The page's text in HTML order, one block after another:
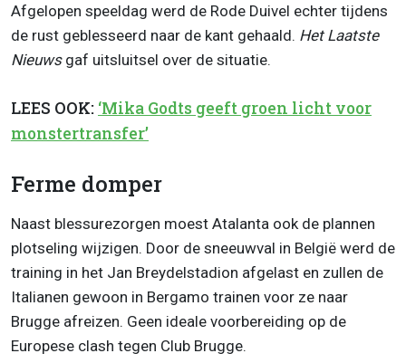
Afgelopen speeldag werd de Rode Duivel echter tijdens
de rust geblesseerd naar de kant gehaald. Het Laatste
Nieuwsgaf uitsluitsel over de situatie.
LEES OOK: ‘Mika Godts geeft groen licht voor
monstertransfer’
Ferme domper
Naast blessurezorgen moest Atalanta ook de plannen
plotseling wijzigen. Door de sneeuwval in België werd de
training in het Jan Breydelstadion afgelast en zullen de
Italianen gewoon in Bergamo trainen voor ze naar
Brugge afreizen. Geen ideale voorbereiding op de
Europese clash tegen Club Brugge.